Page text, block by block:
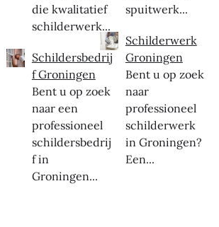
die kwalitatief
schilderwerk...
Schildersbedrij
f Groningen
Bent u op zoek
naar een
professioneel
schildersbedrij
f in
Groningen...
spuitwerk...
Schilderwerk
Groningen
Bent u op zoek
naar
professioneel
schilderwerk
in Groningen?
Een...